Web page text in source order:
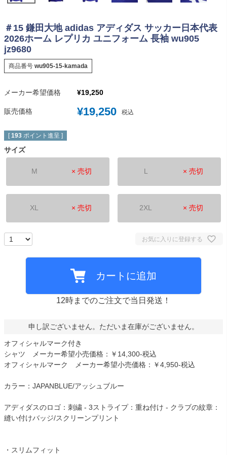
＃15 鎌田大地 adidas アディダス サッカー日本代表
2026ホーム レプリカ ユニフォーム 長袖 wu905
jz9680
商品番号 wu905-15-kamada
メーカー希望価格 ¥19,250
販売価格 ¥19,250 税込
[ 193 ポイント進呈 ]
サイズ
M × 売切 L × 売切
XL × 売切 2XL × 売切
お気に入りに登録する
カートに追加
12時までのご注文で当日発送！
申し訳ございません。ただいま在庫がございません。
オフィシャルマーク付き
シャツ メーカー希望小売価格：￥14,300-税込
オフィシャルマーク メーカー希望小売価格：￥4,950-税込
カラー：JAPANBLUE/アッシュブルー
アディダスのロゴ：刺繍 - 3ストライプ：重ね付け - クラブの紋章：
縫い付けバッジ/スクリーンプリント
・スリムフィット